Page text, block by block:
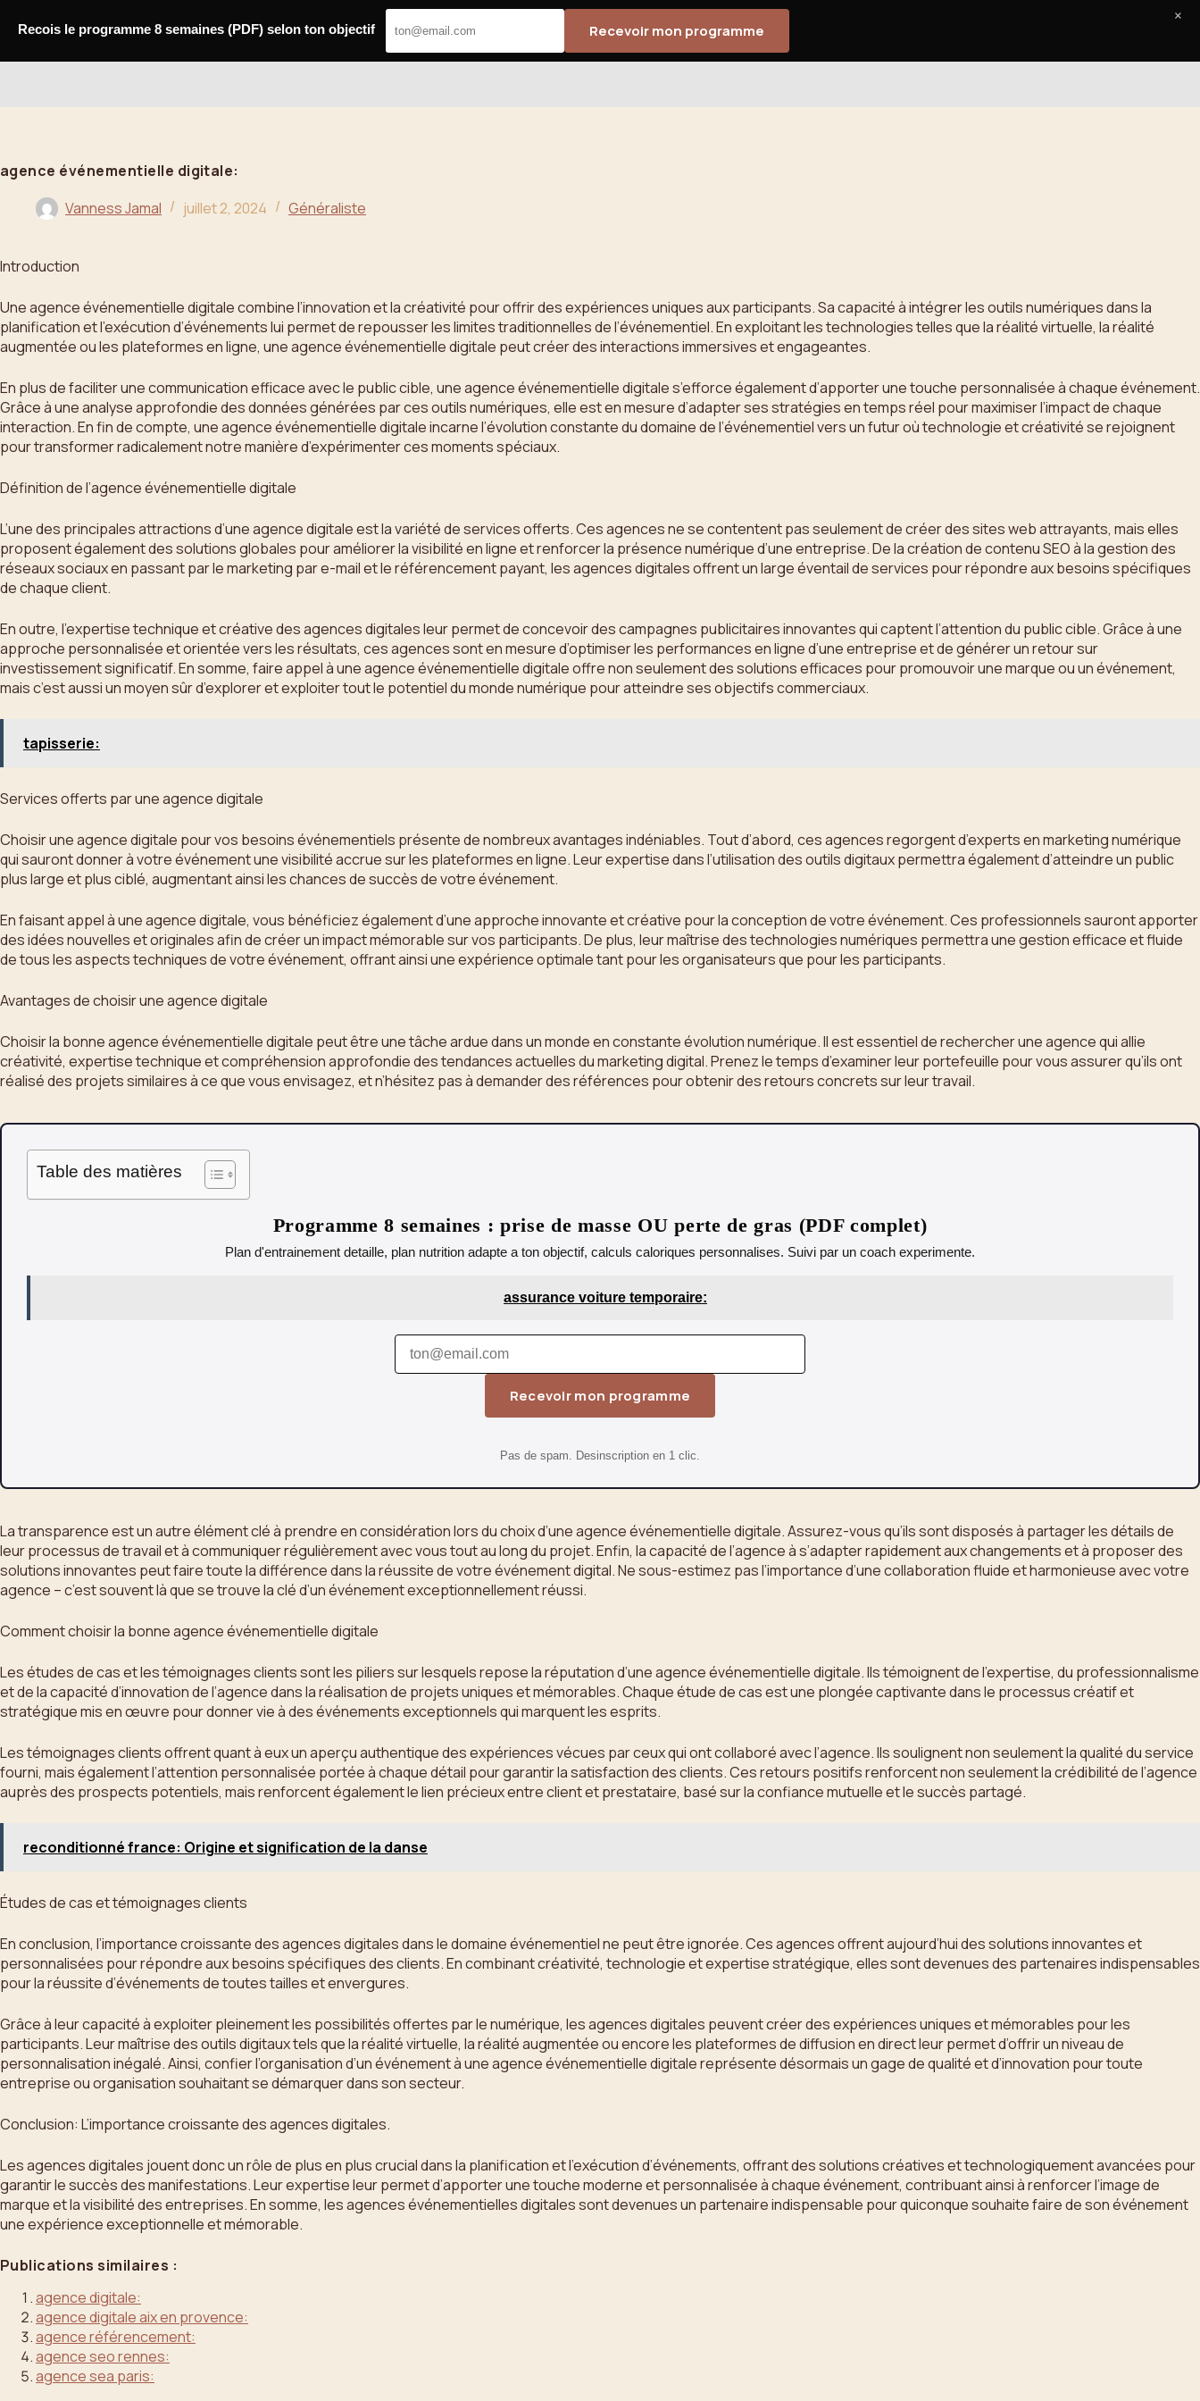
agence événementielle digitale:
Vanness Jamal
juillet 2, 2024 Généraliste
Introduction
Une agence événementielle digitale combine l’innovation et la créativité pour offrir des expériences uniques aux participants. Sa capacité à intégrer les outils numériques dans la
planification et l’exécution d’événements lui permet de repousser les limites traditionnelles de l’événementiel. En exploitant les technologies telles que la réalité virtuelle, la réalité
augmentée ou les plateformes en ligne, une agence événementielle digitale peut créer des interactions immersives et engageantes.
En plus de faciliter une communication efficace avec le public cible, une agence événementielle digitale s’efforce également d’apporter une touche personnalisée à chaque événement.
Grâce à une analyse approfondie des données générées par ces outils numériques, elle est en mesure d’adapter ses stratégies en temps réel pour maximiser l’impact de chaque
interaction. En fin de compte, une agence événementielle digitale incarne l’évolution constante du domaine de l’événementiel vers un futur où technologie et créativité se rejoignent
pour transformer radicalement notre manière d’expérimenter ces moments spéciaux.
Définition de l’agence événementielle digitale
L’une des principales attractions d’une agence digitale est la variété de services offerts. Ces agences ne se contentent pas seulement de créer des sites web attrayants, mais elles
proposent également des solutions globales pour améliorer la visibilité en ligne et renforcer la présence numérique d’une entreprise. De la création de contenu SEO à la gestion des
réseaux sociaux en passant par le marketing par e-mail et le référencement payant, les agences digitales offrent un large éventail de services pour répondre aux besoins spécifiques
de chaque client.
En outre, l’expertise technique et créative des agences digitales leur permet de concevoir des campagnes publicitaires innovantes qui captent l’attention du public cible. Grâce à une
approche personnalisée et orientée vers les résultats, ces agences sont en mesure d’optimiser les performances en ligne d’une entreprise et de générer un retour sur
investissement significatif. En somme, faire appel à une agence événementielle digitale offre non seulement des solutions efficaces pour promouvoir une marque ou un événement,
mais c’est aussi un moyen sûr d’explorer et exploiter tout le potentiel du monde numérique pour atteindre ses objectifs commerciaux.
tapisserie:
Services offerts par une agence digitale
Choisir une agence digitale pour vos besoins événementiels présente de nombreux avantages indéniables. Tout d’abord, ces agences regorgent d’experts en marketing numérique
qui sauront donner à votre événement une visibilité accrue sur les plateformes en ligne. Leur expertise dans l’utilisation des outils digitaux permettra également d’atteindre un public
plus large et plus ciblé, augmentant ainsi les chances de succès de votre événement.
En faisant appel à une agence digitale, vous bénéficiez également d’une approche innovante et créative pour la conception de votre événement. Ces professionnels sauront apporter
des idées nouvelles et originales afin de créer un impact mémorable sur vos participants. De plus, leur maîtrise des technologies numériques permettra une gestion efficace et fluide
de tous les aspects techniques de votre événement, offrant ainsi une expérience optimale tant pour les organisateurs que pour les participants.
Avantages de choisir une agence digitale
Choisir la bonne agence événementielle digitale peut être une tâche ardue dans un monde en constante évolution numérique. Il est essentiel de rechercher une agence qui allie
créativité, expertise technique et compréhension approfondie des tendances actuelles du marketing digital. Prenez le temps d’examiner leur portefeuille pour vous assurer qu’ils ont
réalisé des projets similaires à ce que vous envisagez, et n’hésitez pas à demander des références pour obtenir des retours concrets sur leur travail.
Table des matières
Programme 8 semaines : prise de masse OU perte de gras (PDF complet)
Plan d'entrainement detaille, plan nutrition adapte a ton objectif, calculs caloriques personnalises. Suivi par un coach experimente.
assurance voiture temporaire:
Recevoir mon programme
Pas de spam. Desinscription en 1 clic.
La transparence est un autre élément clé à prendre en considération lors du choix d’une agence événementielle digitale. Assurez-vous qu’ils sont disposés à partager les détails de
leur processus de travail et à communiquer régulièrement avec vous tout au long du projet. Enfin, la capacité de l’agence à s’adapter rapidement aux changements et à proposer des
solutions innovantes peut faire toute la différence dans la réussite de votre événement digital. Ne sous-estimez pas l’importance d’une collaboration fluide et harmonieuse avec votre
agence – c’est souvent là que se trouve la clé d’un événement exceptionnellement réussi.
Comment choisir la bonne agence événementielle digitale
Les études de cas et les témoignages clients sont les piliers sur lesquels repose la réputation d’une agence événementielle digitale. Ils témoignent de l’expertise, du professionnalisme
et de la capacité d’innovation de l’agence dans la réalisation de projets uniques et mémorables. Chaque étude de cas est une plongée captivante dans le processus créatif et
stratégique mis en œuvre pour donner vie à des événements exceptionnels qui marquent les esprits.
Les témoignages clients offrent quant à eux un aperçu authentique des expériences vécues par ceux qui ont collaboré avec l’agence. Ils soulignent non seulement la qualité du service
fourni, mais également l’attention personnalisée portée à chaque détail pour garantir la satisfaction des clients. Ces retours positifs renforcent non seulement la crédibilité de l’agence
auprès des prospects potentiels, mais renforcent également le lien précieux entre client et prestataire, basé sur la confiance mutuelle et le succès partagé.
reconditionné france: Origine et signification de la danse
Études de cas et témoignages clients
En conclusion, l’importance croissante des agences digitales dans le domaine événementiel ne peut être ignorée. Ces agences offrent aujourd’hui des solutions innovantes et
personnalisées pour répondre aux besoins spécifiques des clients. En combinant créativité, technologie et expertise stratégique, elles sont devenues des partenaires indispensables
pour la réussite d’événements de toutes tailles et envergures.
Grâce à leur capacité à exploiter pleinement les possibilités offertes par le numérique, les agences digitales peuvent créer des expériences uniques et mémorables pour les
participants. Leur maîtrise des outils digitaux tels que la réalité virtuelle, la réalité augmentée ou encore les plateformes de diffusion en direct leur permet d’offrir un niveau de
personnalisation inégalé. Ainsi, confier l’organisation d’un événement à une agence événementielle digitale représente désormais un gage de qualité et d’innovation pour toute
entreprise ou organisation souhaitant se démarquer dans son secteur.
Conclusion: L’importance croissante des agences digitales.
Les agences digitales jouent donc un rôle de plus en plus crucial dans la planification et l’exécution d’événements, offrant des solutions créatives et technologiquement avancées pour
garantir le succès des manifestations. Leur expertise leur permet d’apporter une touche moderne et personnalisée à chaque événement, contribuant ainsi à renforcer l’image de
marque et la visibilité des entreprises. En somme, les agences événementielles digitales sont devenues un partenaire indispensable pour quiconque souhaite faire de son événement
une expérience exceptionnelle et mémorable.
Publications similaires :
agence digitale:
agence digitale aix en provence:
agence référencement:
agence seo rennes:
agence sea paris:
Recois le programme 8 semaines (PDF) selon ton objectif Recevoir mon programme
×